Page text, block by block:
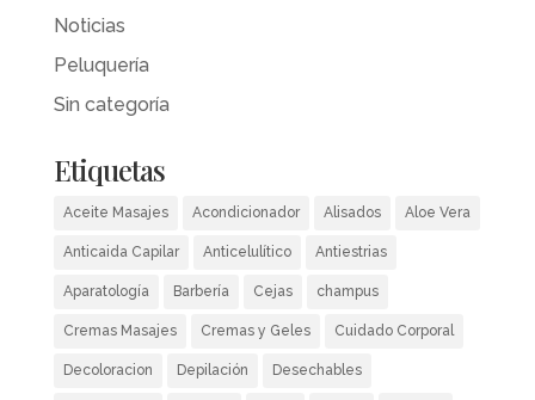
Noticias
Peluquería
Sin categoría
Etiquetas
Aceite Masajes Acondicionador Alisados Aloe Vera
Anticaida Capilar Anticelulítico Antiestrias
Aparatología Barbería Cejas champus
Cremas Masajes Cremas y Geles Cuidado Corporal
Decoloracion Depilación Desechables